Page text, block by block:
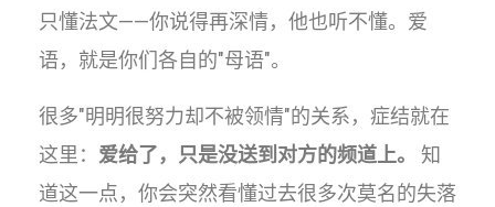
只懂法文——你说得再深情，他也听不懂。爱
语，就是你们各自的"母语"。
很多"明明很努力却不被领情"的关系，症结就在
这里： 爱给了，只是没送到对方的频道上。
知
道这一点，你会突然看懂过去很多次莫名的失落